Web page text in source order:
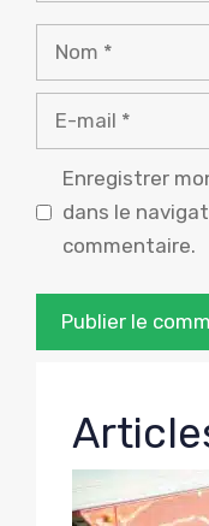
Nom
mail
Enregistrer
dans le
commentaire.